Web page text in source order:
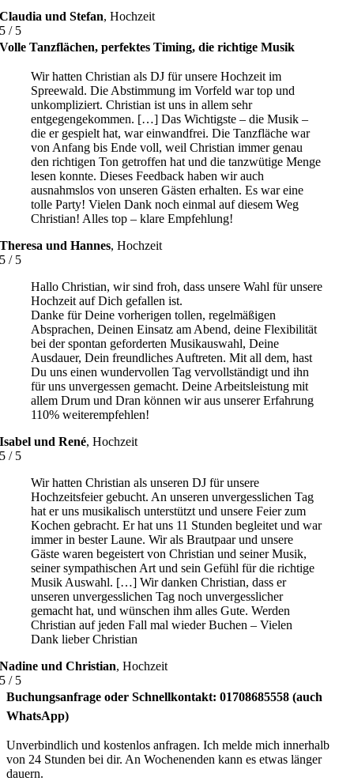
Claudia und Stefan,Hochzeit
5 / 5
Volle Tanzflächen, perfektes Timing, die richtige Musik
Wir hatten Christian als DJ für unsere Hochzeit im
Spreewald. Die Abstimmung im Vorfeld war top und
unkompliziert. Christian ist uns in allem sehr
entgegengekommen. […] Das Wichtigste – die Musik –
die er gespielt hat, war einwandfrei. Die Tanzfläche war
von Anfang bis Ende voll, weil Christian immer genau
den richtigen Ton getroffen hat und die tanzwütige Menge
lesen konnte. Dieses Feedback haben wir auch
ausnahmslos von unseren Gästen erhalten. Es war eine
tolle Party! Vielen Dank noch einmal auf diesem Weg
Christian! Alles top – klare Empfehlung!
Theresa und Hannes,Hochzeit
5 / 5
Hallo Christian, wir sind froh, dass unsere Wahl für unsere
Hochzeit auf Dich gefallen ist.
Danke für Deine vorherigen tollen, regelmäßigen
Absprachen, Deinen Einsatz am Abend, deine Flexibilität
bei der spontan geforderten Musikauswahl, Deine
Ausdauer, Dein freundliches Auftreten. Mit all dem, hast
Du uns einen wundervollen Tag vervollständigt und ihn
für uns unvergessen gemacht. Deine Arbeitsleistung mit
allem Drum und Dran können wir aus unserer Erfahrung
110% weiterempfehlen!
Isabel und René,Hochzeit
5 / 5
Wir hatten Christian als unseren DJ für unsere
Hochzeitsfeier gebucht. An unseren unvergesslichen Tag
hat er uns musikalisch unterstützt und unsere Feier zum
Kochen gebracht. Er hat uns 11 Stunden begleitet und war
immer in bester Laune. Wir als Brautpaar und unsere
Gäste waren begeistert von Christian und seiner Musik,
seiner sympathischen Art und sein Gefühl für die richtige
Musik Auswahl. […] Wir danken Christian, dass er
unseren unvergesslichen Tag noch unvergesslicher
gemacht hat, und wünschen ihm alles Gute. Werden
Christian auf jeden Fall mal wieder Buchen – Vielen
Dank lieber Christian
Nadine und Christian,Hochzeit
5 / 5
Buchungsanfrage oder Schnellkontakt: 01708685558 (auch
WhatsApp)
Unverbindlich und kostenlos anfragen. Ich melde mich innerhalb
von 24 Stunden bei dir. An Wochenenden kann es etwas länger
dauern.